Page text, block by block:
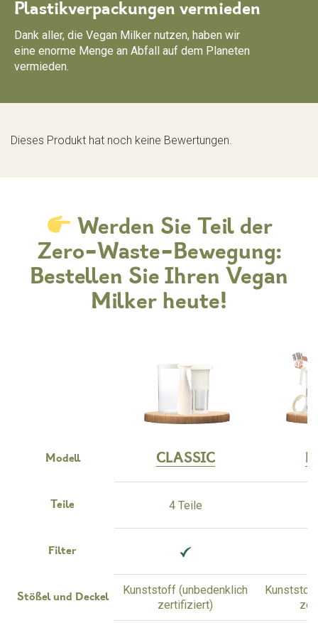
Plastikverpackungen vermieden
Dank aller, die Vegan Milker nutzen, haben wir
eine enorme Menge an Abfall auf dem Planeten
vermieden.
Dieses Produkt hat noch keine Bewertungen.
Werden Sie Teil der
Zero-Waste-Bewegung:
Bestellen Sie Ihren Vegan
Milker heute!
Modell
Teile
Filter
Stößel und Deckel
CLASSIC
4 Teile
Kunststoff (unbedenklich
zertifiziert)